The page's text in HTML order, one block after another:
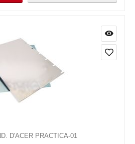
D'ACER PRACTICA-01